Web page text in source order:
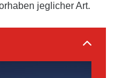
jeglicher Art.